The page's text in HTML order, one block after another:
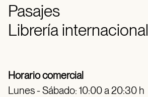
Pasajes
Librería internacional
Horario comercial
Lunes - Sábado: 10:00 a 20:30 h